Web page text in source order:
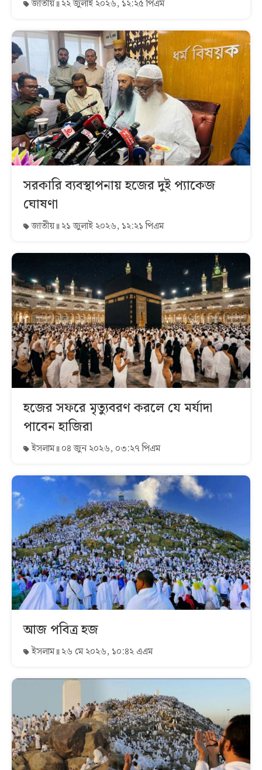
জাতীয় ২২ জুলাই ২০২৬, ১২:২৫ পিএম
সরকারি ব্যবস্থাপনায় হজের দুই প্যাকেজ
ঘোষণা
জাতীয় ২১ জুলাই ২০২৬, ১২:২১ পিএম
হজের সফরে মৃত্যুবরণ করলে যে মর্যাদা
পাবেন হাজিরা
ইসলাম ০৪ জুন ২০২৬, ০৩:২৭ পিএম
আজ পবিত্র হজ
ইসলাম ২৬ মে ২০২৬, ১০:৪২ এএম